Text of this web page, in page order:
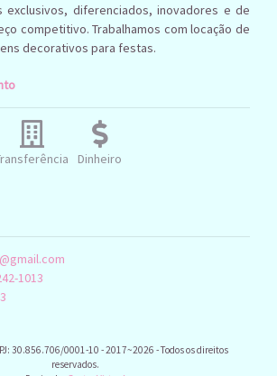
De Mesa Cereja Papelaria
Nic
Cha Revelacao
Cogumelos Colher
Coracao
Cortinadeled
Decoracao
De Dino
Display Pokemon
Estrelinha Papel Feno
exclusivos, diferenciados, inovadores e de
competitivo. Trabalhamos com locação de
decorativos para festas.
Dinheiro
1013
30.856.706/0001-10 - 2017~2026 - Todos os direitos
reservados.